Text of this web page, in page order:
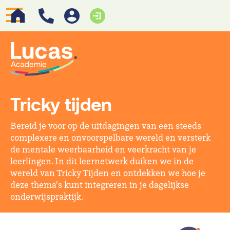
Tricky tijden
Bereid je voor op de uitdagingen van een steeds
complexere en onvoorspelbare wereld en versterk
de mentale weerbaarheid en veerkracht van je
leerlingen. In dit leernetwerk duiken we in de
wereld van Tricky Tijden en ontdekken we hoe je
deze thema's kunt integreren in je dagelijkse
onderwijspraktijk.